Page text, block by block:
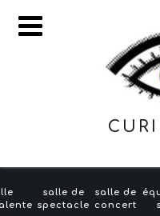
salle de
spectacle
salle de
concert